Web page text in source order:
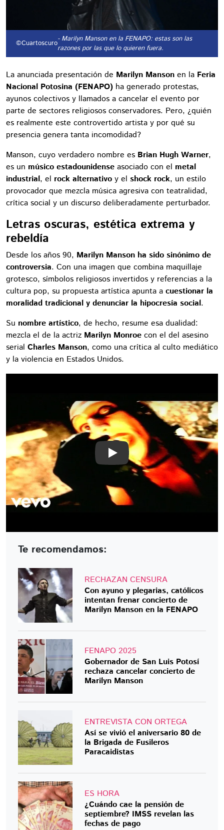
©Cuartoscuro- Marilyn Manson en la FENAPO: estas son las
razones por las que lo quieren fuera.
La anunciada presentación de Marilyn Manson en la Feria
Nacional Potosina (FENAPO) ha generado protestas,
ayunos colectivos y llamados a cancelar el evento por
parte de sectores religiosos conservadores. Pero, ¿quién
es realmente este controvertido artista y por qué su
presencia genera tanta incomodidad?
Manson, cuyo verdadero nombre es Brian Hugh Warner,
es un músico estadounidense asociado con el metal
industrial, el rock alternativo y el shock rock, un estilo
provocador que mezcla música agresiva con teatralidad,
crítica social y un discurso deliberadamente perturbador.
Letras oscuras, estética extrema y
rebeldía
Desde los años 90, Marilyn Manson ha sido sinónimo de
controversia. Con una imagen que combina maquillaje
grotesco, símbolos religiosos invertidos y referencias a la
cultura pop, su propuesta artística apunta a cuestionar la
moralidad tradicional y denunciar la hipocresía social.
Su nombre artístico, de hecho, resume esa dualidad:
mezcla el de la actriz Marilyn Monroe con el del asesino
serial Charles Manson, como una crítica al culto mediático
y la violencia en Estados Unidos.
Play
Te recomendamos:
RECHAZAN CENSURA
Con ayuno y plegarias, católicos
intentan frenar concierto de
Marilyn Manson en la FENAPO
FENAPO 2025
Gobernador de San Luis Potosí
rechaza cancelar concierto de
Marilyn Manson
ENTREVISTA CON ORTEGA
Así se vivió el aniversario 80 de
la Brigada de Fusileros
Paracaidistas
ES HORA
¿Cuándo cae la pensión de
septiembre? IMSS revelan las
fechas de pago